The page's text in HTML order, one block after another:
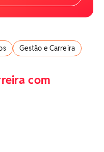
Gestão e Carreira
com